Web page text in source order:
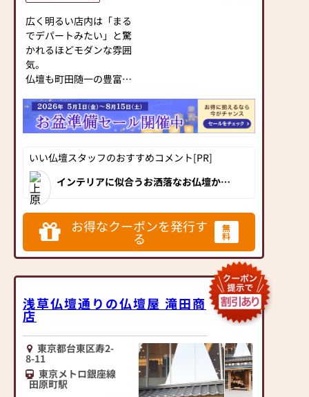
す。
仏壇には様々な種類がご
ざいます。伝統的な木製
の仏壇やモダンなデザイ
ンの仏壇、またコンパク
トなサイズの仏壇など、
て選ぶことができます。
仏壇の素材や彫刻、仏像
の種類も豊富にご用意し
ておりますので、心から
ご供養いただける仏壇を
見つけていただけます。
さらに、仏具も充実して
おります。位牌や線香、
ろうそくや花立てなど、
お仏壇のセットや個別の
アイテムも豊富に揃えて
宅のお仏壇に合わせて、
お求めいただけます。
当店の魅力は、品質と価
格のバランスです。品質
に妥協せず、お求めやす
い価格を実現していま
す。お客様に長くご利用
いただけるような耐久性
線 中村橋駅 徒歩5
分、千川通り沿い 中村
北3交差点側
広く明るい店内は「まる
でデパートみたい」と驚
かれるほどモダンな雰囲
気。
仏壇も町田随一の豊富な
くり回遊してお選びいた
だけます。
ベテランスタッフが心を
込めて接客させて頂きま
す。
お客様の疑問な点ご不安
に思っている事、何でも
お聞き下さいませ。
『偲ぶ心をかたちにする
お手伝い』を私達のモッ
トーです。
いながらよりお客様に納
得して頂けるご説明を致
します。
是非一度、皆様で日本堂
町田金森店にご来店下さ
いませ!!
＝＝＝＝＝＝＝＝＝＝＝
＝＝＝＝＝＝＝＝＝＝＝
いい仏壇スタッフのおすすめコメント[PR]
インテリアに似合うお洒落なお仏壇から
重厚感のあるお仏壇まで、展示は100台以
で、相模原市に隣接しているため神奈川
県からも多くのお客様が来店されていま
す。お得なクーポンを発行す
る
無
料
浅草仏壇通りの仏壇屋 滝田商
店
東京都台東区寿2-
8-11
東京メトロ銀座線
田原町駅